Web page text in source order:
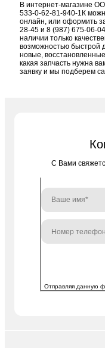
В интернет-магазине
533-0-62-81-940-1К
онлайн, или оформить
28-45и 8 (987) 675-06-04
наличии только
возможностью быстрой
новые,
какая запчасть нужна
заявку и мы подберем
C Вами
Отправляя данную